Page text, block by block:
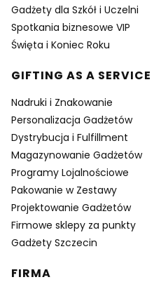
Gadżety dla Szkół i Uczelni
Spotkania biznesowe VIP
Święta i Koniec Roku
GIFTING AS A SERVICE
Nadruki i Znakowanie
Personalizacja Gadżetów
Dystrybucja i Fulfillment
Magazynowanie Gadżetów
Programy Lojalnościowe
Pakowanie w Zestawy
Projektowanie Gadżetów
Firmowe sklepy za punkty
Gadżety Szczecin
FIRMA